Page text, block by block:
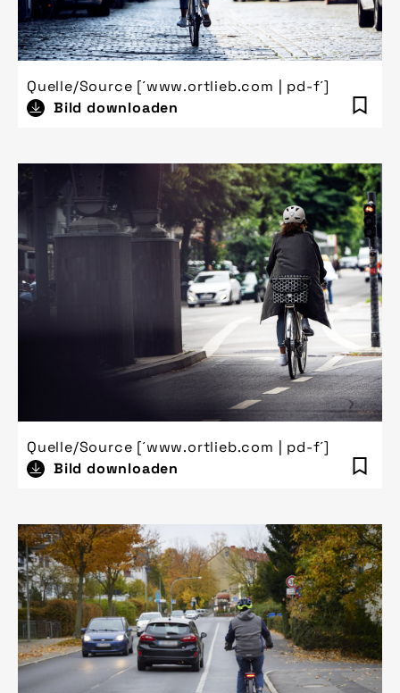
Quelle/Source [´www.ortlieb.com | pd-f´]
Bild downloaden
Quelle/Source [´www.ortlieb.com | pd-f´]
Bild downloaden